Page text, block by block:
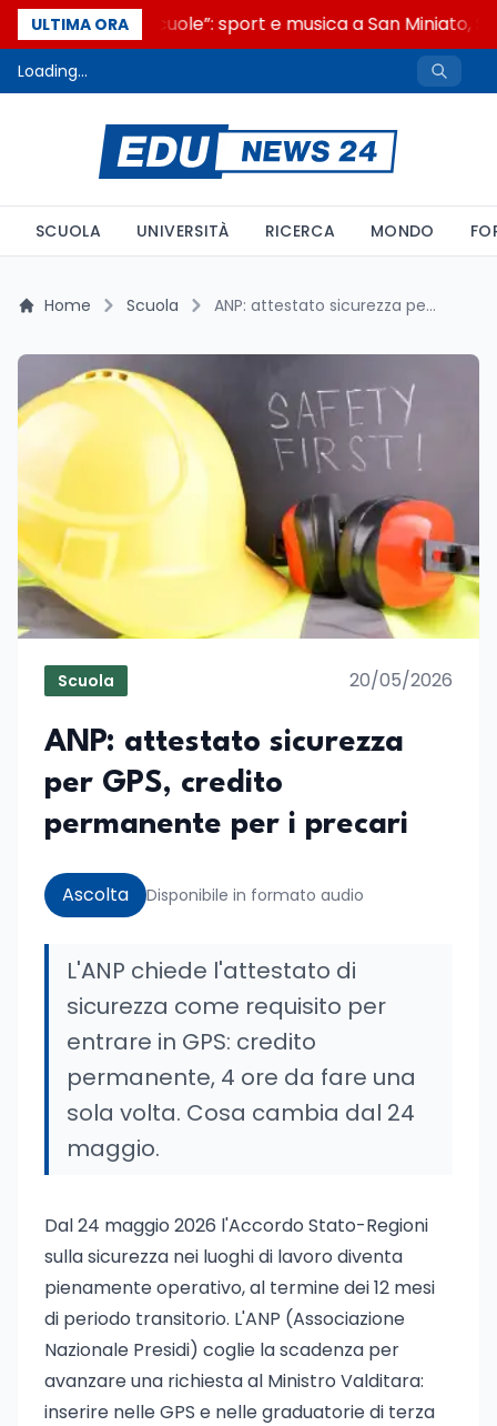
ULTIMA ORA
“Noi siamo le Scuole”: sport e musica a San Miniato,
Loading...
SCUOLA UNIVERSITÀ RICERCA MONDO
Home Scuola ANP: attestato sicurezza per GPS, credito permanente per i precari
Scuola 20/05/2026
ANP: attestato sicurezza
per GPS, credito
permanente per i precari
Ascolta Disponibile in formato audio
L'ANP chiede l'attestato di
sicurezza come requisito per
entrare in GPS: credito
permanente, 4 ore da fare una
sola volta. Cosa cambia dal 24
maggio.
Dal 24 maggio 2026 l'Accordo Stato-Regioni
sulla sicurezza nei luoghi di lavoro diventa
pienamente operativo, al termine dei 12 mesi
di periodo transitorio. L'ANP (Associazione
Nazionale Presidi) coglie la scadenza per
avanzare una richiesta al Ministro Valditara:
inserire nelle GPS e nelle graduatorie di terza